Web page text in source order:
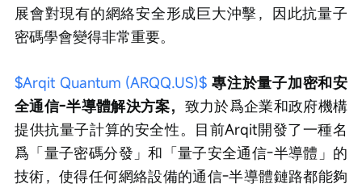
展會對現有的網絡安全形成巨大沖擊，因此抗量子
密碼學會變得非常重要。
$Arqit Quantum (ARQQ.US)$ 專注於量子加密和安
全通信-半導體解決方案， 致力於爲企業和政府機構
提供抗量子計算的安全性。目前Arqit開發了一種名
爲「量子密碼分發」和「量子安全通信-半導體」的
技術，使得任何網絡設備的通信-半導體鏈路都能夠